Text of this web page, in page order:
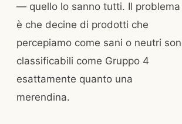
— quello lo sanno tutti. Il problema
è che decine di prodotti che
percepiamo come sani o neutri
classificabili come Gruppo 4
esattamente quanto una
merendina.